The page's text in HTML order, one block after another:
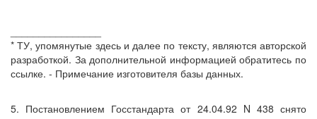
* ТУ, упомянутые здесь и далее по тексту, являются авторской
разработкой. За дополнительной информацией обратитесь по
ссылке. - Примечание изготовителя базы данных.
5. Постановлением Госстандарта от 24.04.92 N 438 снято